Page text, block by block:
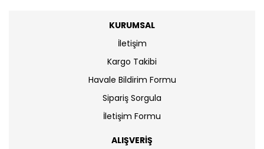
KURUMSAL
İletişim
Kargo Takibi
Havale Bildirim Formu
Sipariş Sorgula
İletişim Formu
ALIŞVERİŞ